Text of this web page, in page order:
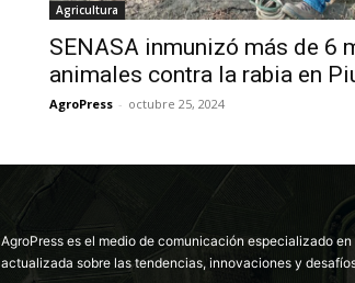
Agricultura
SENASA inmunizó más de 6
animales contra la rabia en
AgroPress - octubre 25, 2024
AgroPress es el medio de comunicación especializado
actualizada sobre las tendencias, innovaciones y